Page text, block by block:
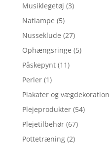
Musiklegetøj (3)
Natlampe (5)
Nusseklude (27)
Ophængsringe (5)
Påskepynt (11)
Perler (1)
Plakater og vægdekoration
Plejeprodukter (54)
Plejetilbehør (67)
Pottetræning (2)